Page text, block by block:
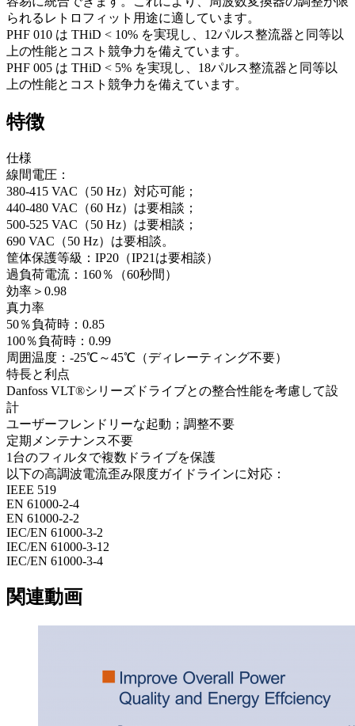
られるレトロフィット用途に適しています。
PHF 010 は THiD < 10% を実現し、12パルス整流器と同等以
上の性能とコスト競争力を備えています。
PHF 005 は THiD < 5% を実現し、18パルス整流器と同等以
上の性能とコスト競争力を備えています。
特徴
仕様
線間電圧：
380-415 VAC（50 Hz）対応可能；
440-480 VAC（60 Hz）は要相談；
500-525 VAC（50 Hz）は要相談；
690 VAC（50 Hz）は要相談。
筐体保護等級：IP20（IP21は要相談）
過負荷電流：160％（60秒間）
効率＞0.98
真力率
50％負荷時：0.85
100％負荷時：0.99
周囲温度：-25℃～45℃（ディレーティング不要）
特長と利点
Danfoss VLT®シリーズドライブとの整合性能を考慮して設
計
ユーザーフレンドリーな起動；調整不要
定期メンテナンス不要
1台のフィルタで複数ドライブを保護
以下の高調波電流歪み限度ガイドラインに対応：
IEEE 519
EN 61000-2-4
EN 61000-2-2
IEC/EN 61000-3-2
IEC/EN 61000-3-12
IEC/EN 61000-3-4
関連動画